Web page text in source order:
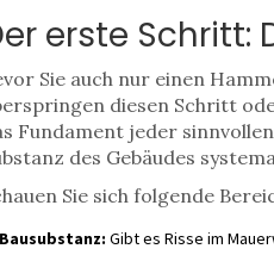
erste
Sie auch nur einen
diesen Schritt
Fundament jeder
des Gebäudes
Sie sich folgende
Bausubstanz: Gibt es Risse im